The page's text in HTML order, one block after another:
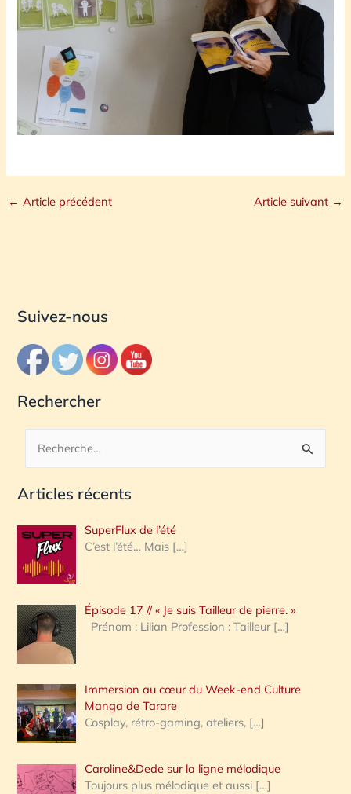
← Article précédent Article suivant →
Suivez-nous
Rechercher
c
e
r
c
h
e
:
Articles récents
SuperFlux de l’été
C’est l’été… Mais […]
Épisode 17 // « Je suis Tailleur de pierre. »
Prénom : Lilian Profession : Tailleur […]
Immersion au cœur du Week-end Culture
Manga de Tarare
Cosplay, rétro-gaming, ateliers, […]
Caroline&Dede sur la ligne mélodique
Toujours plus mélodique et aussi […]